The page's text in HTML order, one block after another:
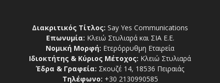
Διακριτικός Τίτλος: Say Yes Communications
Επωνυμία: Κλειώ Στυλιαρά και ΣΙΑ Ε.Ε.
Νομική Μορφή: Ετερόρρυθμη Εταιρεία
Ιδιοκτήτης & Κύριος Μέτοχος: Κλειώ Στυλιαρά
Έδρα & Γραφεία: Σκουζέ 14, 18536 Πειραιάς
Τηλέφωνο: +30 2130990585